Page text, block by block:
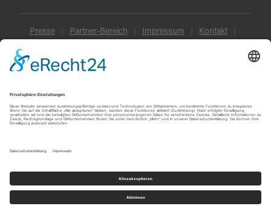
Presse Partner-Bereich Impressum Kontakt
Datenschutz